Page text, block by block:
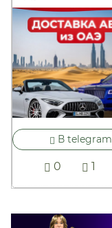
В telegram
0 1